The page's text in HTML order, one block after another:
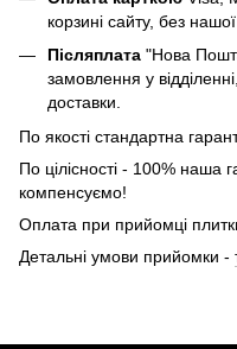
корзині сайту, без нашої
Післяплата "Нова
замовлення у
доставки.
По якості стандартна
По цілісності - 100% наша
компенсуємо!
Оплата при прийомці
Детальні умови прийомки -